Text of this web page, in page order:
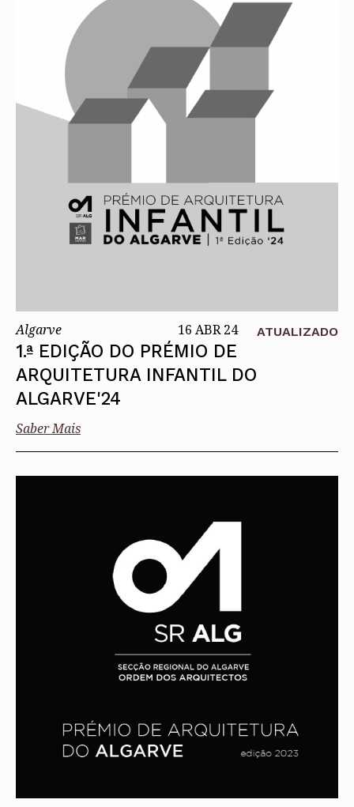
Algarve 16 ABR 24 ATUALIZADO
1.ª EDIÇÃO DO PRÉMIO DE
ARQUITETURA INFANTIL DO
ALGARVE'24
Saber Mais